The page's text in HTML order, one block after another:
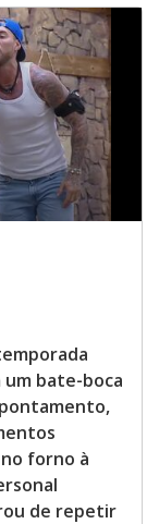
um bate-boca
forno à
de repetir